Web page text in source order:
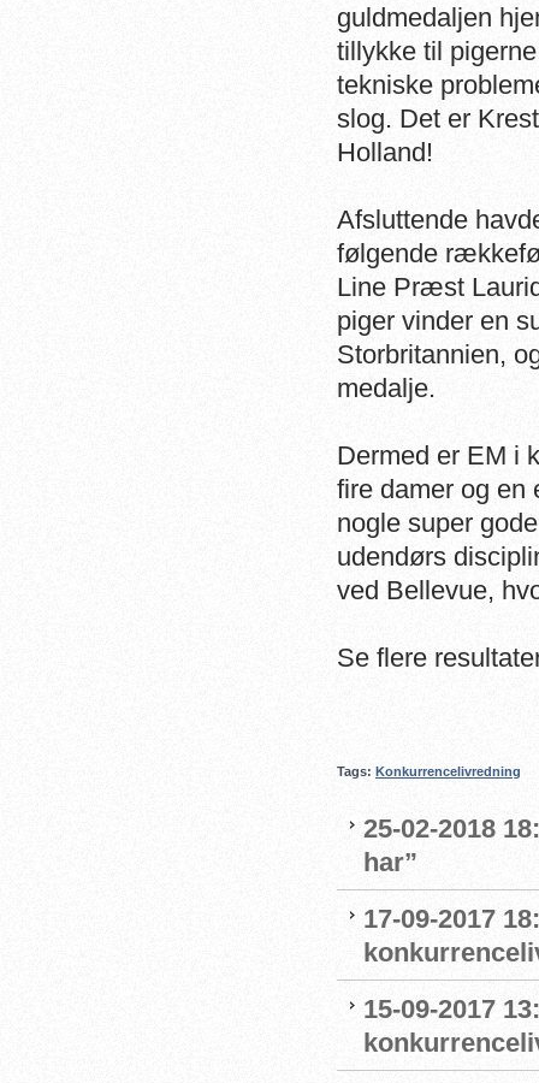
guldmedaljen
tillykke til
tekniske
slog. Det er
Holland!
Afsluttende
følgende
Line Præst
piger vinder en
Storbritannien,
medalje.
Dermed er EM i
fire damer og en
nogle super
udendørs
ved Bellevue,
Se flere
Tags: Konkurrencelivredning
25-02-2018
har”
17-09-2017
15-09-2017